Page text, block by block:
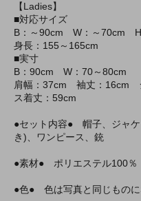
【Ladies】
■対応サイズ
B：～90cm W：～70cm H
身長：155～165cm
■実寸
B：90cm W：70～80cm
肩幅：37cm 袖丈：16cm
ス着丈：59cm
●セット内容● 帽子、ジャ
き)、ワンピース、銃
●素材● ポリエステル100％
●色● 色は写真と同じものに